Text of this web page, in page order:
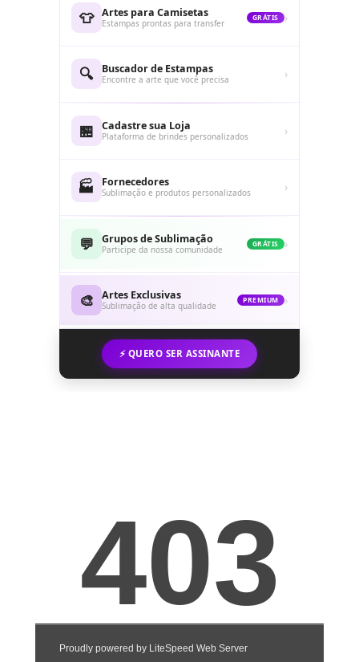
👕 Artes para Camisetas
Estampas prontas para transfer
GRÁTIS ›
🔍 Buscador de Estampas
Encontre a arte que você precisa ›
🏪 Cadastre sua Loja
Plataforma de brindes personalizados ›
🏭 Fornecedores
Sublimação e produtos personalizados ›
💬 Grupos de Sublimação
Participe da nossa comunidade
GRÁTIS ›
🎨 Artes Exclusivas
Sublimação de alta qualidade
PREMIUM ›
⚡ QUERO SER ASSINANTE